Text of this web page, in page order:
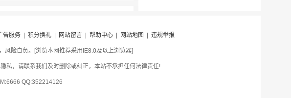
告服务| 积分换礼| 网站留言| 帮助中心| 网站地图 违规举报
风险自负。[浏览本网推荐采用IE8.0及以上浏览器]
私，请联系我们及时删除或纠正，本站不承担任何法律责任!
QQ:352214126